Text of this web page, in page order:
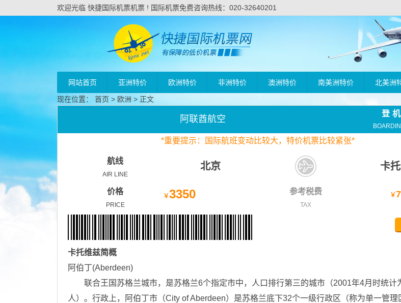
欢迎光临 快捷国际机票机票 ! 国际机票免费咨询热线：020-32640201
网站首页 亚洲特价 欧洲特价 非洲特价 澳洲特价 南美洲特价 北美洲
现在位置： 首页 > 欧洲 > 正文
阿联酋航空
登
*重要提示：国际航班变动比较大，特价机票比较紧张*
航线
AIR LINE
北京 卡
价格
PRICE
￥3350 参考税费
TAX
￥
卡托维兹简概
阿伯丁(Aberdeen)
联合王国苏格兰城市，是苏格兰6个指定市中，人口排行第三的城市（2001年4月时统计
人）。行政上，阿伯丁市（City of Aberdeen）是苏格兰底下32个一级行政区（称为单一管理